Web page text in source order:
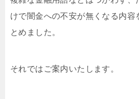
けで闇金への不安が無くなる内容
とめました。
それではご案内いたします。